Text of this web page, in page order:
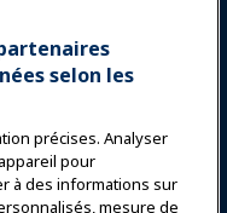
selon les
précises. Analyser
pour
à des informations sur
mesure de